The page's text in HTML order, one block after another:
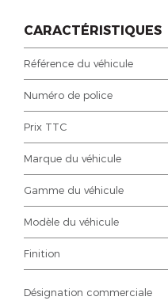
CARACTÉRISTIQUES
Référence du véhicule
Numéro de police
Prix TTC
Marque du véhicule
Gamme du véhicule
Modèle du véhicule
Finition
Désignation commerciale